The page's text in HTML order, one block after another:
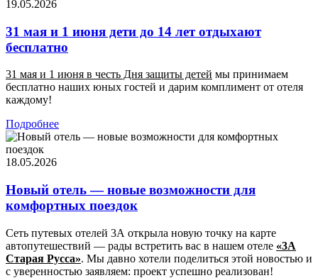
19.05.2026
31 мая и 1 июня дети до 14 лет отдыхают
бесплатно
31 мая и 1 июня в честь Дня защиты детей мы принимаем
бесплатно наших юных гостей и дарим комплимент от отеля
каждому!
Подробнее
18.05.2026
Новый отель — новые возможности для
комфортных поездок
Сеть путевых отелей 3А открыла новую точку на карте
автопутешествий — рады встретить вас в нашем отеле «3А
Старая Русса». Мы давно хотели поделиться этой новостью и
с уверенностью заявляем: проект успешно реализован!